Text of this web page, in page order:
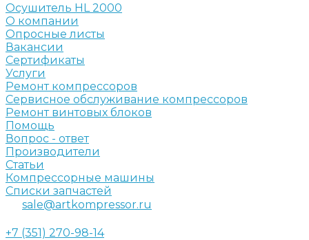
Осушитель HL 2000
О компании
Опросные листы
Вакансии
Сертификаты
Услуги
Ремонт компрессоров
Сервисное обслуживание компрессоров
Ремонт винтовых блоков
Помощь
Вопрос - ответ
Производители
Статьи
Компрессорные машины
Списки запчастей
sale@artkompressor.ru
+7 (351) 270-98-14